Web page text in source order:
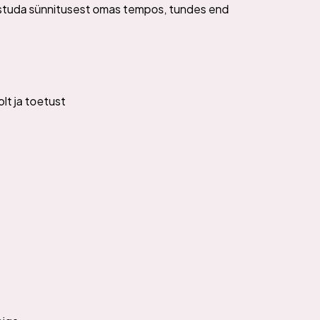
sünnitusest omas tempos, tundes end
ja toetust